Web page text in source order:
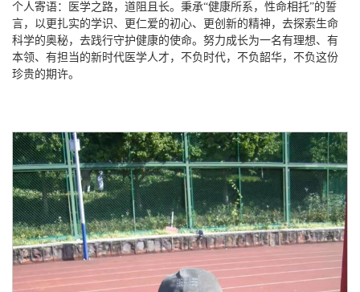
个人寄语：医学之路，道阻且长。秉承“健康所系，性命相托”的誓
言，以更扎实的学识、更仁爱的初心、更创新的精神，去探索生命
科学的奥秘，去践行守护健康的使命。努力成长为一名有理想、有
本领、有担当的新时代医学人才，不负时代，不负韶华，不负这份
珍贵的期许。